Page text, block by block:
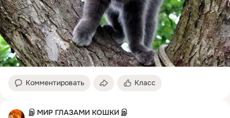
Комментировать Класс
இ МИР ГЛАЗАМИ КОШКИ இ